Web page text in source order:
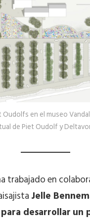
Oudolfs en el museo
de Piet Oudolf y
trabajado en
Jelle
para desarrollarun